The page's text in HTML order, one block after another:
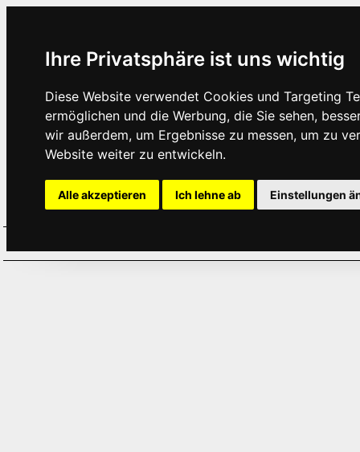
Ihre Privatsphäre ist uns wichtig
Diese Website verwendet Cookies und Targeting
ermöglichen und die Werbung, die Sie sehen,
wir außerdem, um Ergebnisse zu messen, um zu
Website weiter zu entwickeln.
Alle akzeptieren Ich lehne ab Einstellungen